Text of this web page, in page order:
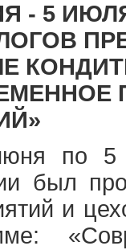
- 5
по 5
был
и